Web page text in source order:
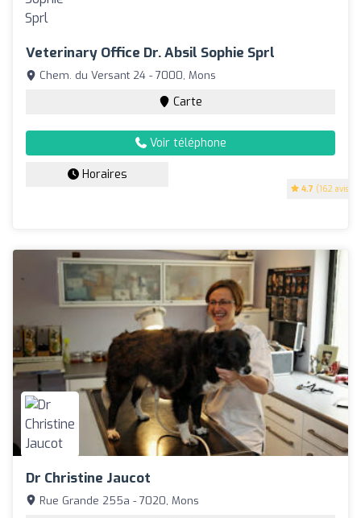
Veterinary Office Dr. Absil Sophie Sprl
4.7 (162 avis)
Chem. du Versant 24 - 7000, Mons
Carte
Voir téléphone
Horaires
Dr Christine Jaucot
Rue Grande 255a - 7020, Mons